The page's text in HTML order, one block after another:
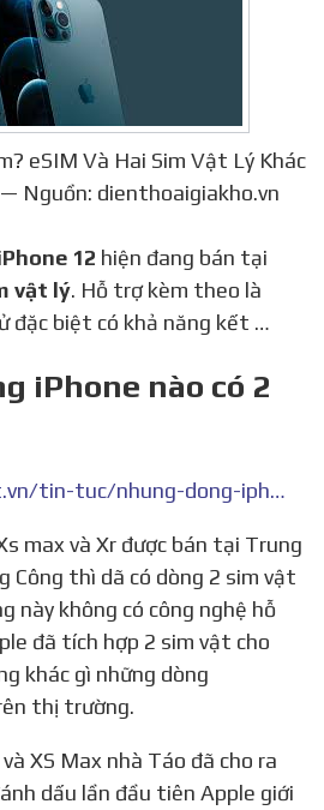
eSIM Và Hai Sim Vật Lý Khác
Nguồn: dienthoaigiakho.vn
12 hiện đang bán tại
vật lý. Hỗ trợ kèm theo là
đặc biệt có khả năng kết …
iPhone nào có 2
https://mtsmart.vn/tin-tuc/nhung-dong-iphone-nao-co-2-sim/
Công thì dã có dòng 2 sim vật
này không có công nghệ hỗ
đã tích hợp 2 sim vật cho
khác gì những dòng
thị trường.
dấu lần đầu tiên Apple giới